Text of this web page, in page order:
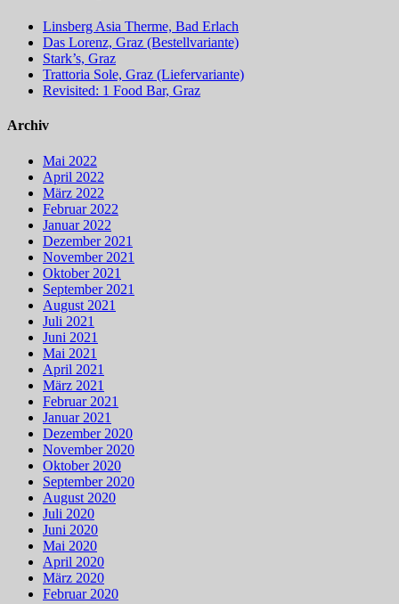
Linsberg Asia Therme, Bad Erlach
Das Lorenz, Graz (Bestellvariante)
Stark’s, Graz
Trattoria Sole, Graz (Liefervariante)
Revisited: 1 Food Bar, Graz
Archiv
Mai 2022
April 2022
März 2022
Februar 2022
Januar 2022
Dezember 2021
November 2021
Oktober 2021
September 2021
August 2021
Juli 2021
Juni 2021
Mai 2021
April 2021
März 2021
Februar 2021
Januar 2021
Dezember 2020
November 2020
Oktober 2020
September 2020
August 2020
Juli 2020
Juni 2020
Mai 2020
April 2020
März 2020
Februar 2020